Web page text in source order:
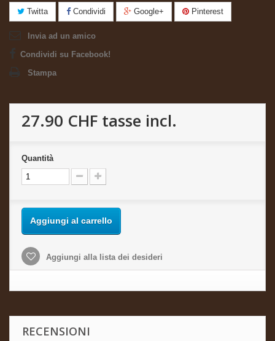
Twitta Condividi Google+ Pinterest
Invia ad un amico
Condividi su Facebook!
Stampa
27.90 CHF tasse incl.
Quantità
Aggiungi al carrello
Aggiungi alla lista dei desideri
RECENSIONI